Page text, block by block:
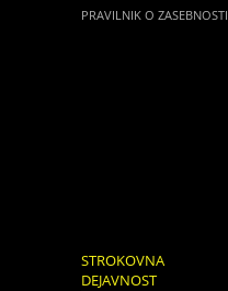
PRAVILNIK O ZASEBNOSTI
STROKOVNA
DEJAVNOST